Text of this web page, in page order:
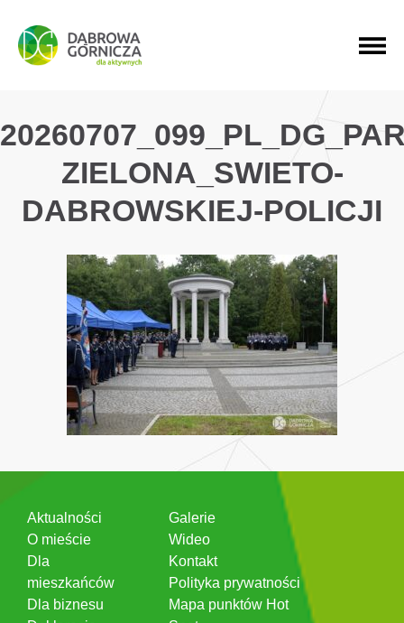
PRZEJDŹ DO MENU GŁÓWNEGO
PRZEJDŹ DO WYSZUKIWARKI
PRZEJDŹ DO TREŚCI
ZIELONA_SWIETO-
DABROWSKIEJ-POLICJI
Aktualności
O mieście
Dla
mieszkańców
Dla biznesu
Galerie
Wideo
Kontakt
Polityka prywatności
Mapa punktów Hot